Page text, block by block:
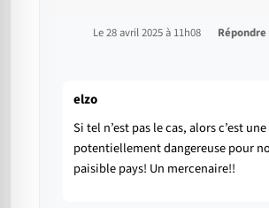
Le 28 avril 2025 à 11h08 Répondre
elzo
Si tel n’est pas le cas, alors c’est
potentiellement dangereuse pour
paisible pays! Un mercenaire!!